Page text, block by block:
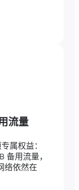
流量
属权益：
备用流量，
络依然在